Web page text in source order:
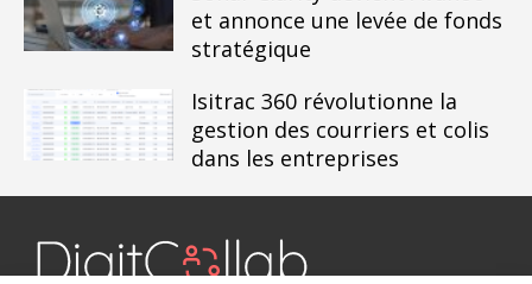
et annonce une levée de fonds
stratégique
Isitrac 360 révolutionne la
gestion des courriers et colis
dans les entreprises